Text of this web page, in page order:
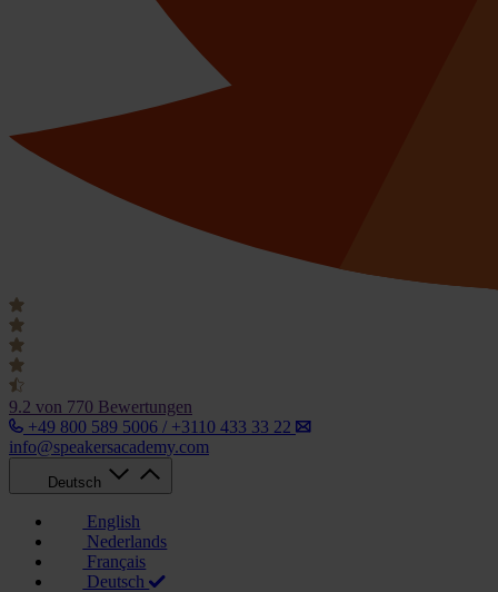
9.2 von 770 Bewertungen
+49 800 589 5006 / +3110 433 33 22
info@speakersacademy.com
Deutsch
English
Nederlands
Français
Deutsch